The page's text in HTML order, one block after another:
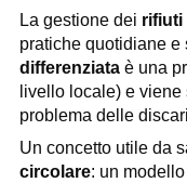
La gestione dei rifiuti
pratiche quotidiane e
differenziataè una
livello locale) e
problema delle
Un concetto utile da
circolare: un